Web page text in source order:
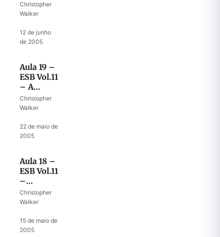
um líder
sem
Christopher
Walker
12 de junho
de 2005
Aula 19 –
ESB Vol.11
– A
caverna
de Adulão
Christopher
Walker
22 de maio de
2005
Aula 18 –
ESB Vol.11
–
Aprendendo
a
se em
Deus
Christopher
Walker
15 de maio de
2005